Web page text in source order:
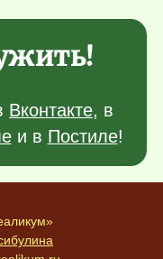
Вконтакте, в
и в Постиле!